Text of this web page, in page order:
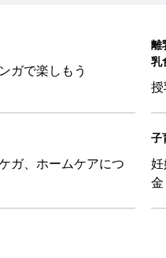
ガで楽しもう
離
乳
ガ、ホームケアにつ
子